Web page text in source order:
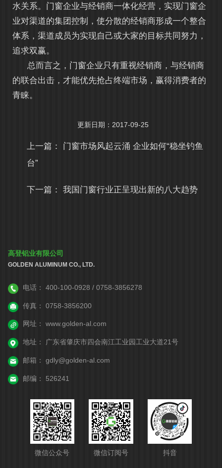
水关系。门窗企业与经销商一体化经营，实现门窗企
业对渠道的集团控制，使分散的经销商形成一个整合
体系，渠道成员为实现自己或大家的目标共同努力，
追求双赢。
总而言之，门窗企业只有重视经销商，与经销商
的联合出击，才能优先抢占终端市场，赢得消费者的
青睐。
更新日期：2017-09-25
上一篇： 门窗市场风起云涌 企业如何“稳坐钓鱼
台”
下一篇：我国门窗行业正呈现出新的八大趋势
高登铝业有限公司
GOLDEN ALUMINUM CO., LTD.
电话： 400-100-0928 / 0758-3856278
传真： 0758-3856200
网址： www.golden-al.com
地址： 广东省肇庆市四会南江工业园工业大道21号
邮箱： gdly@golden-al.com
邮编： 526241
微信公众号 微信订阅号 抖音